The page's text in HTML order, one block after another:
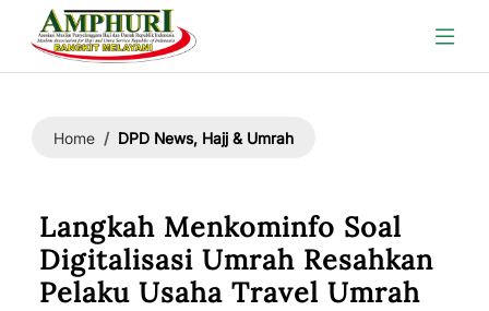
Home DPD News, Hajj & Umrah
Langkah Menkominfo Soal
Digitalisasi Umrah Resahkan
Pelaku Usaha Travel Umrah